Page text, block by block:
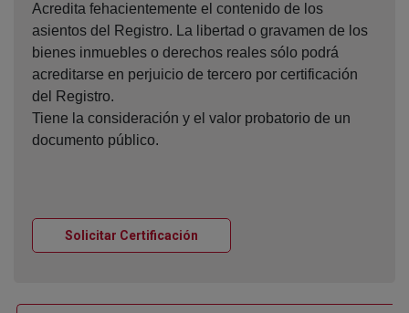
Acredita fehacientemente el contenido de los
asientos del Registro. La libertad o gravamen de los
bienes inmuebles o derechos reales sólo podrá
acreditarse en perjuicio de tercero por certificación
del Registro.
Tiene la consideración y el valor probatorio de un
documento público.
Solicitar Certificación